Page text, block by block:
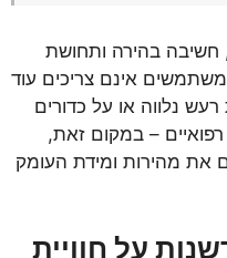
בהירה ותחושת
אינם צריכים עוד
נלווה או על כדורים
– במקום זאת,
את מהירות ומידת העומק
על חוויית